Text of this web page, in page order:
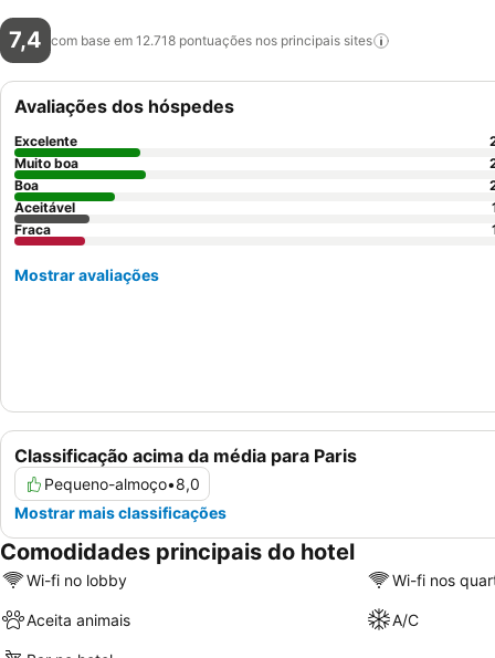
7,4 com base em 12.718 pontuações nos principais sites
Classificação acima da média para Paris
Pequeno-almoço•8,0
Mostrar mais classificações
Avaliações dos hóspedes
Excelente
Muito boa
Boa
Aceitável
Fraca
Mostrar avaliações
Comodidades principais do hotel
Wi-fi no lobby Wi-fi nos
Aceita animais A/C